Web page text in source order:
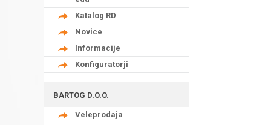
Katalog RD
Novice
Informacije
Konfiguratorji
BARTOG D.O.O.
Veleprodaja